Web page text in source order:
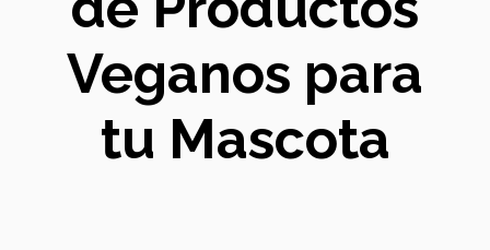
Veganos para
tu Mascota